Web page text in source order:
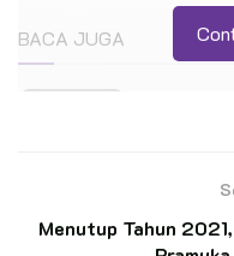
BACA JUGA
Peringati
Bakti
Tahun
Menutup Tahun